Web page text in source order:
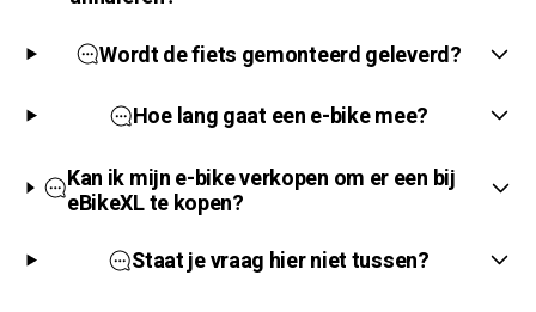
Wordt de fiets gemonteerd geleverd?
Hoe lang gaat een e-bike mee?
Kan ik mijn e-bike verkopen om er een bij
eBikeXL te kopen?
Staat je vraag hier niet tussen?